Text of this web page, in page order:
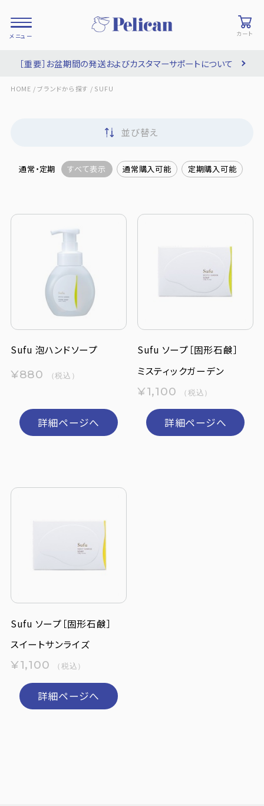
カート
PRODUCTS/ 商品を探す
COLLECTIONS/ ブランド一覧
定期購入
ペリカン石鹸について
よくあるご質問
NEWS一覧
［重要］お盆期間の発送およびカスタマーサポートについて
HOME / ブランドから探す / SUFU
並び替え
通常・定期 すべて表示 通常購入可能 定期購入可能
Sufu 泡ハンドソープ
¥880 （税込）
詳細ページへ
Sufu ソープ［固形石鹸］
ミスティックガーデン
¥1,100 （税込）
詳細ページへ
Sufu ソープ［固形石鹸］
スイートサンライズ
¥1,100 （税込）
詳細ページへ